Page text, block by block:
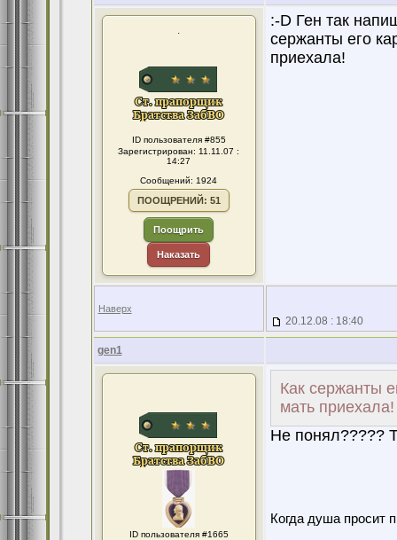
.
ID пользователя #855
Зарегистрирован: 11.11.07 :
14:27
Сообщений: 1924
ПООЩРЕНИЙ: 51
Поощрить
Наказать
:-D Ген так
сержанты его
приехала!
Наверх
20.12.08 : 18:40
gen1
ID пользователя #1665
Как сержанты
мать приехала!
Не понял?????
Когда душа просит